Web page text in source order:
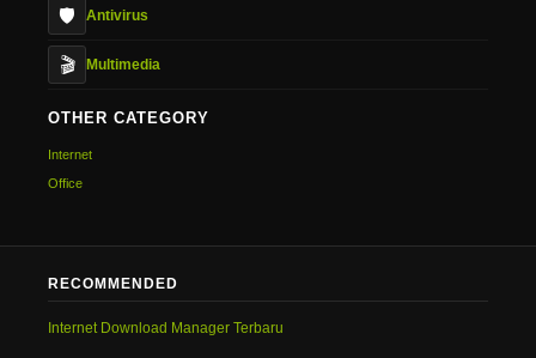
🛡️ Antivirus
🎬 Multimedia
OTHER CATEGORY
Internet
Office
RECOMMENDED
Internet Download Manager Terbaru